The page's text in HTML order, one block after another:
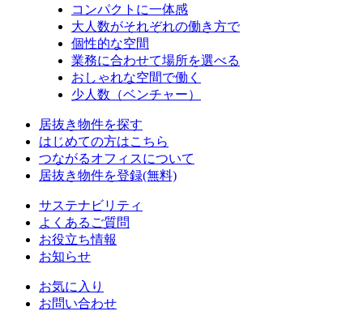
コンパクトに一体感
大人数がそれぞれの働き方で
個性的な空間
業務に合わせて場所を選べる
おしゃれな空間で働く
少人数（ベンチャー）
居抜き物件を探す
はじめての方はこちら
つながるオフィスについて
居抜き物件を登録(無料)
サステナビリティ
よくあるご質問
お役立ち情報
お知らせ
お気に入り
お問い合わせ